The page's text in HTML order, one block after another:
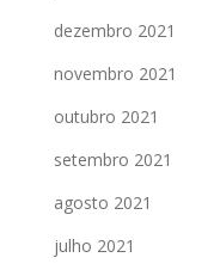
dezembro 2021
novembro 2021
outubro 2021
setembro 2021
agosto 2021
julho 2021